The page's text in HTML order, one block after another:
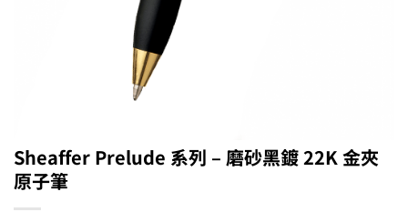
Sheaffer Prelude 系列 – 磨砂黑鍍 22K 金夾
原子筆